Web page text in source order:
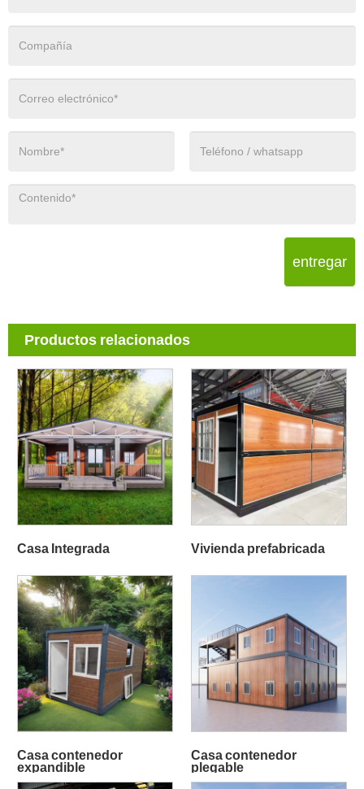
entregar
Productos relacionados
Casa Integrada Vivienda prefabricada
Casa contenedor
expandible
Casa contenedor
plegable